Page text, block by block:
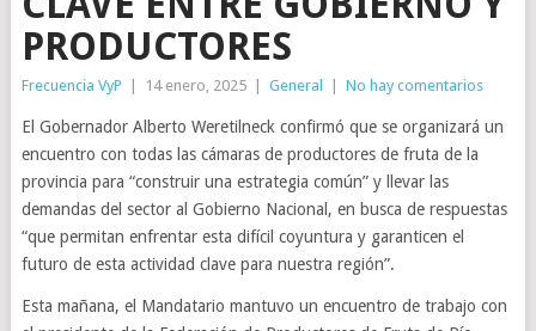
PRODUCTORES
Frecuencia VyP 14 enero, 2025 General No hay comentarios
El Gobernador Alberto Weretilneck confirmó que se organizará un
encuentro con todas las cámaras de productores de fruta de la
provincia para “construir una estrategia común” y llevar las
demandas del sector al Gobierno Nacional, en busca de respuestas
“que permitan enfrentar esta difícil coyuntura y garanticen el
futuro de esta actividad clave para nuestra región”.
Esta mañana, el Mandatario mantuvo un encuentro de trabajo con